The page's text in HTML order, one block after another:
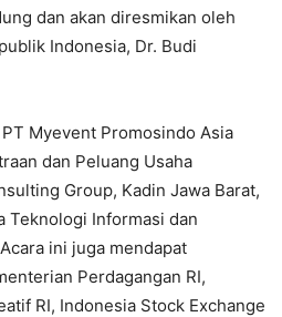
dan akan diresmikan oleh
Indonesia, Dr. Budi
Myevent Promosindo Asia
dan Peluang Usaha
Group, Kadin Jawa Barat,
Teknologi Informasi dan
ini juga mendapat
Perdagangan RI,
RI, Indonesia Stock Exchange